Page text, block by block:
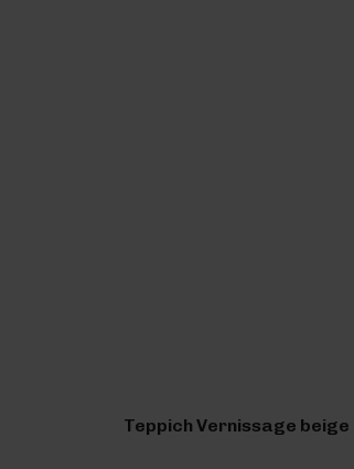
Teppich Vernissage beige